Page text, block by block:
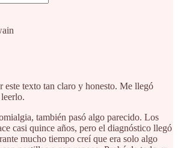
este texto tan claro y honesto. Me llegó
también pasó algo parecido. Los
casi quince años, pero el diagnóstico llegó
mucho tiempo creí que era solo algo